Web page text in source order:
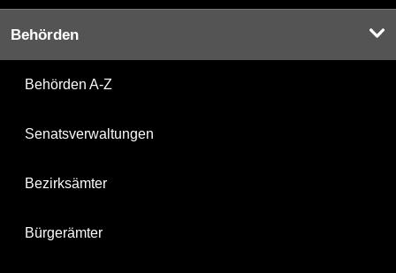
Behörden
Behörden A-Z
Senatsverwaltungen
Bezirksämter
Bürgerämter